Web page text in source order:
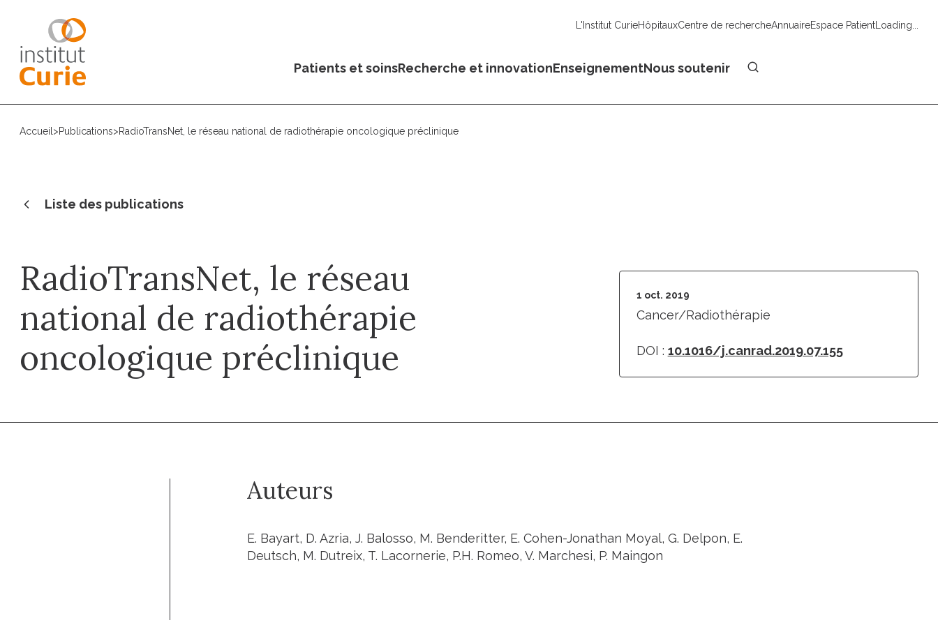
L'Institut CurieHôpitauxCentre de rechercheAnnuaireEspace PatientLoading...
Patients et soinsRecherche et innovationEnseignementNous soutenir
Accueil >Publications>RadioTransNet, le réseau national de radiothérapie oncologique préclinique
Liste des publications
RadioTransNet, le réseau
national de radiothérapie
oncologique préclinique
1 oct. 2019
Cancer/Radiothérapie
DOI : 10.1016/j.canrad.2019.07.155
Auteurs
E. Bayart, D. Azria, J. Balosso, M. Benderitter, E. Cohen-Jonathan Moyal, G. Delpon, E.
Deutsch, M. Dutreix, T. Lacornerie, P.H. Romeo, V. Marchesi, P. Maingon